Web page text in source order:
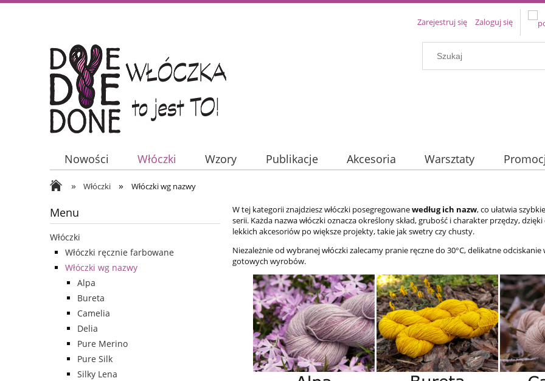
Zarejestruj się Zaloguj się
Nowości Włóczki Wzory Publikacje Akcesoria Warsztaty
» Włóczki » Włóczki wg nazwy
Menu
Włóczki
Włóczki ręcznie farbowane
Włóczki wg nazwy
Alpa
Bureta
Camelia
Delia
Pure Merino
Pure Silk
Silky Lena
W tej kategorii znajdziesz włóczki posegregowanewedług ich nazw, co ułatwia
serii. Każda nazwa włóczki oznacza określony skład, grubość i charakter przędzy,
lekkich akcesoriów po większe projekty, takie jak swetry czy chusty.
Niezależnie od wybranej włóczki zalecamy pranie ręczne do 30°C, delikatne
gotowych wyrobów.